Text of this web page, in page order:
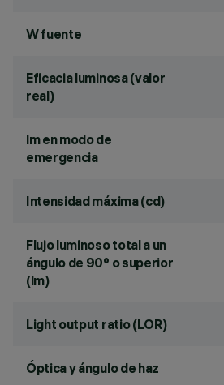
W fuente
Eficacia luminosa (valor
real)
lm en modo de
emergencia
Intensidad máxima (cd)
Flujo luminoso total a un
ángulo de 90° o superior
(lm)
Light output ratio (LOR)
Óptica y ángulo de haz